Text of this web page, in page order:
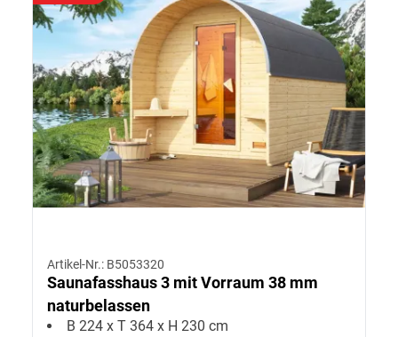
Artikel-Nr.: B5053320
Saunafasshaus 3 mit Vorraum 38 mm
naturbelassen
B 224 x T 364 x H 230 cm